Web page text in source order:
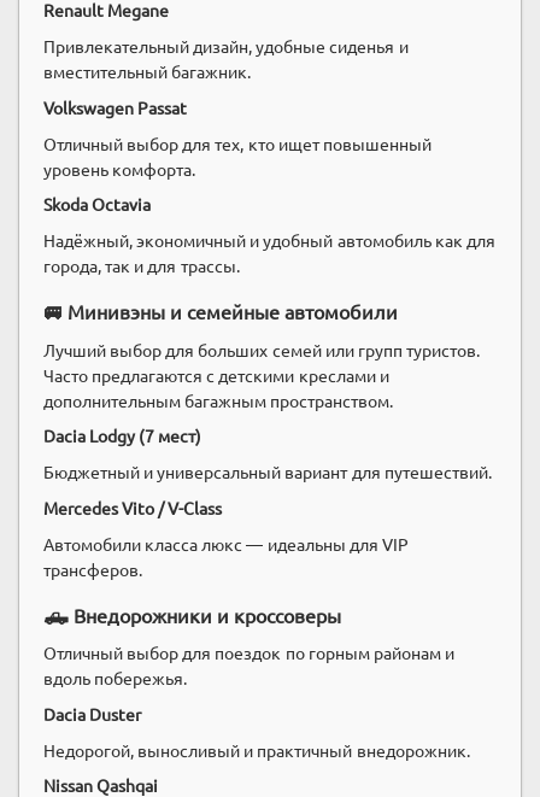
Renault Megane
Привлекательный дизайн, удобные сиденья и
вместительный багажник.
Volkswagen Passat
Отличный выбор для тех, кто ищет повышенный
уровень комфорта.
Skoda Octavia
Надёжный, экономичный и удобный автомобиль как для
города, так и для трассы.
🚐 Минивэны и семейные автомобили
Лучший выбор для больших семей или групп туристов.
Часто предлагаются с детскими креслами и
дополнительным багажным пространством.
Dacia Lodgy (7 мест)
Бюджетный и универсальный вариант для путешествий.
Mercedes Vito / V-Class
Автомобили класса люкс — идеальны для VIP
трансферов.
🛻 Внедорожники и кроссоверы
Отличный выбор для поездок по горным районам и
вдоль побережья.
Dacia Duster
Недорогой, выносливый и практичный внедорожник.
Nissan Qashqai